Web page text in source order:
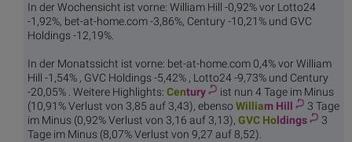
In der Wochensicht ist vorne: William Hill -0,92% vor Lotto24
-1,92%, bet-at-home.com -3,86%, Century -10,21% und GVC
Holdings -12,19%.
In der Monatssicht ist vorne: bet-at-home.com 0,4% vor William
Hill -1,54% , GVC Holdings -5,42% , Lotto24 -9,73% und Century
-20,05% . Weitere Highlights: Century
ist nun 4 Tage im Minus
(10,91% Verlust von 3,85 auf 3,43), ebensoWilliam Hill
3 Tage
im Minus (0,92% Verlust von 3,16 auf 3,13), GVC Holdings
3
Tage im Minus (8,07% Verlust von 9,27 auf 8,52).